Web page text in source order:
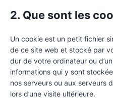
2. Que sont les
Un cookie est un petit fichier
de ce site web et stocké par
dur de votre ordinateur ou
informations qui y sont
nos serveurs ou aux serveurs
lors d’une visite ultérieure.